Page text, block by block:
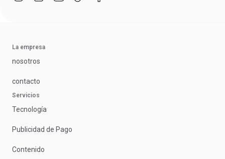
La empresa
nosotros
contacto
Servicios
Tecnología
Publicidad de Pago
Contenido